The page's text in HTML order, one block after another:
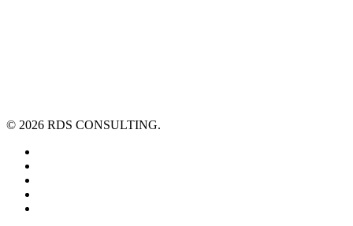
© 2026 RDS CONSULTING.